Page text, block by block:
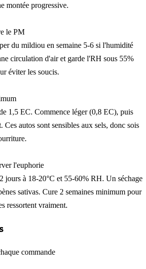
montée progressive.
le PM
du mildiou en semaine 5-6 si l'humidité
circulation d'air et garde l'RH sous 55%
éviter les soucis.
1,5 EC. Commence léger (0,8 EC), puis
Ces autos sont sensibles aux sels, donc sois
l'euphorie
jours à 18-20°C et 55-60% RH. Un séchage
sativas. Cure 2 semaines minimum pour
ressortent vraiment.
commande